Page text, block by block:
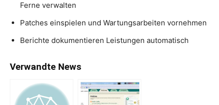
Ferne verwalten
Patches einspielen und Wartungsarbeiten vornehmen
Berichte dokumentieren Leistungen automatisch
Verwandte News